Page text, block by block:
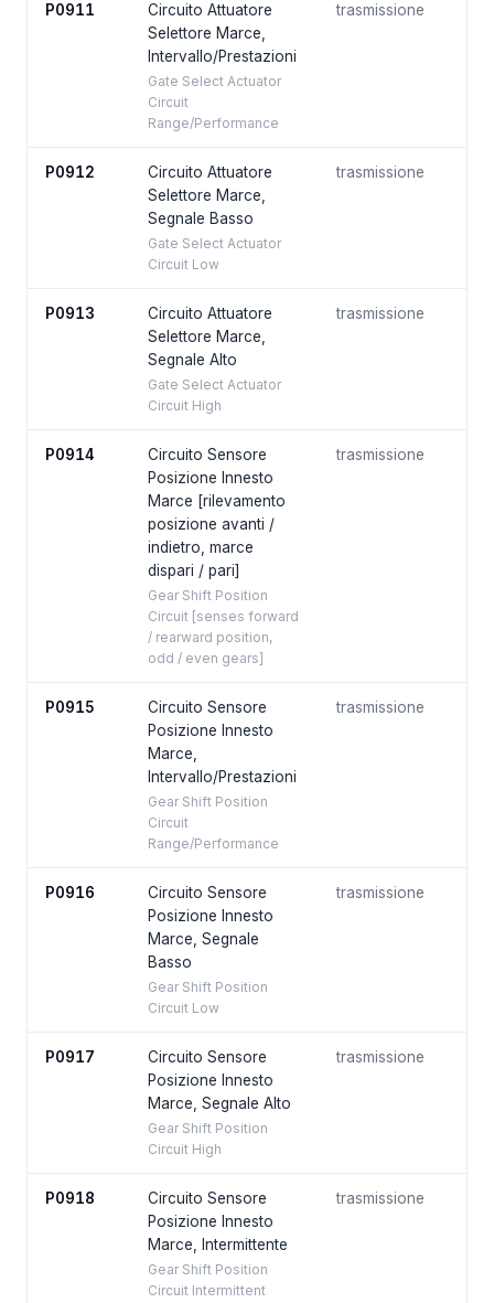
P0911
Circuito Attuatore
Selettore Marce,
Intervallo/Prestazioni
Gate Select Actuator
Circuit
Range/Performance
trasmissione
P0912
Circuito Attuatore
Selettore Marce,
Segnale Basso
Gate Select Actuator
Circuit Low
trasmissione
P0913
Circuito Attuatore
Selettore Marce,
Segnale Alto
Gate Select Actuator
Circuit High
trasmissione
P0914
Circuito Sensore
Posizione Innesto
Marce [rilevamento
posizione avanti /
indietro, marce
dispari / pari]
Gear Shift Position
Circuit [senses forward
/ rearward position,
odd / even gears]
trasmissione
P0915
Circuito Sensore
Posizione Innesto
Marce,
Intervallo/Prestazioni
Gear Shift Position
Circuit
Range/Performance
trasmissione
P0916
Circuito Sensore
Posizione Innesto
Marce, Segnale
Basso
Gear Shift Position
Circuit Low
trasmissione
P0917
Circuito Sensore
Posizione Innesto
Marce, Segnale Alto
Gear Shift Position
Circuit High
trasmissione
P0918
Circuito Sensore
Posizione Innesto
Marce, Intermittente
Gear Shift Position
Circuit Intermittent
trasmissione